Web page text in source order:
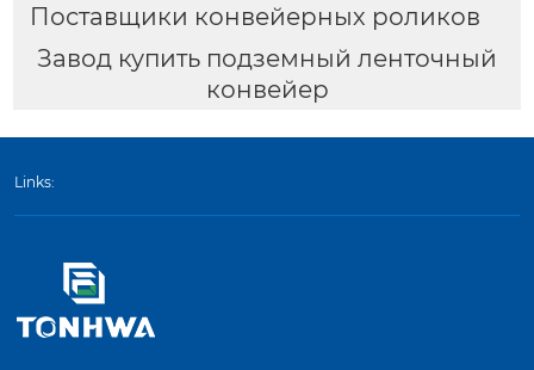
Поставщики конвейерных роликов
Завод купить подземный ленточный
конвейер
Links: